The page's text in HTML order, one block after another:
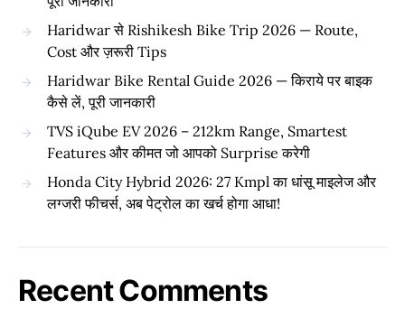
Haridwar से Rishikesh Bike Trip 2026 — Route,
Cost और ज़रूरी Tips
Haridwar Bike Rental Guide 2026 — किराये पर बाइक
कैसे लें, पूरी जानकारी
TVS iQube EV 2026 – 212km Range, Smartest
Features और कीमत जो आपको Surprise करेगी
Honda City Hybrid 2026: 27 Kmpl का धांसू माइलेज और
लग्जरी फीचर्स, अब पेट्रोल का खर्च होगा आधा!
Recent Comments